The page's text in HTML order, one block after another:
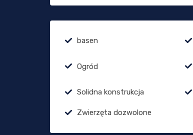
basen
Ogród
Solidna konstrukcja
Zwierzęta dozwolone